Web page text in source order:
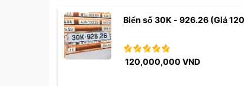
Biển số 30K - 926.26 (Giá
120,000,000 VND